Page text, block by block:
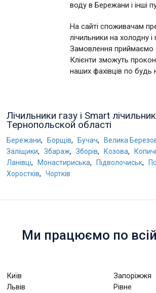
воду в Бережани і інші
На сайті споживачам
лічильники на холодну і
Замовлення приймаємо
Клієнти зможуть
наших фахівців по будь
Лічильники газу і Smart
Тернопольской області
Бережани, Борщів, Бучач, Велика
Заліщики, Збараж, Зборів, Козова,
Ланівці, Монастириська, Підволочиськ,
Хоростків, Чортків
Ми працюємо по всій
Київ
Запоріжжя
Львів
Рівне